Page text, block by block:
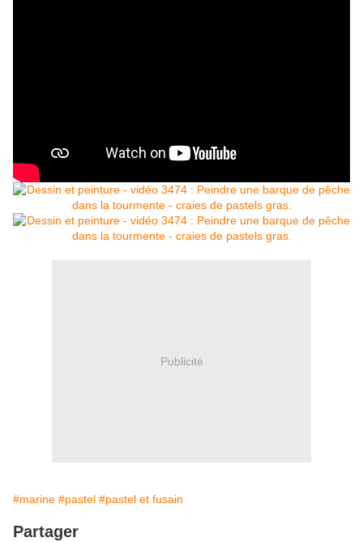
Publicité
#marine #pastel #pastel et fusain
Partager